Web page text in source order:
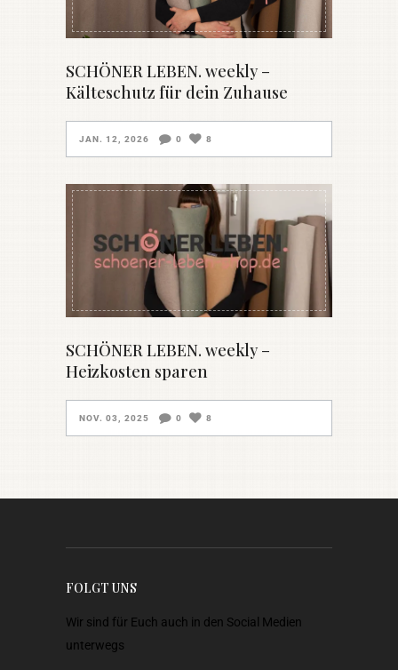
SCHÖNER LEBEN. weekly –
Kälteschutz für dein Zuhause
JAN. 12, 2026 0 8
SCHÖNER LEBEN. weekly –
Heizkosten sparen
NOV. 03, 2025 0 8
FOLGT UNS
Wir sind für Euch auch in den Social Medien
unterwegs